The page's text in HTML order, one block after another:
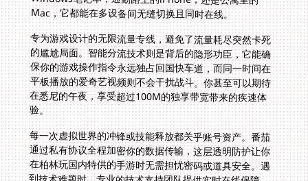
Mac，它都能在多设备间无缝切换且同时在线。
专为游戏设计的无限流量专线，避免了流量耗尽突然卡死
的尴尬局面。智能分流技术则是背后的隐形功臣，它能确
保你的游戏操作指令永远独占回国快车道，而同一时间在
平板播放的爱奇艺视频则不会干扰战斗。你甚至可以期待
在悉尼的午夜，享受超过100M的独享带宽带来的疾速体
验。
每一次虚拟世界的冲锋或技能释放都关乎账号资产。番茄
通过私有协议全程加密你的数据传输，这层透明防护让你
在柏林玩国内特供的手游时无需担忧密码或道具安全。遇
到技术难题时，专业的技术支持团队提供实时在线保障，
无论你是在蒙特利尔遭遇网络抖动，还是在曼谷遇到协议